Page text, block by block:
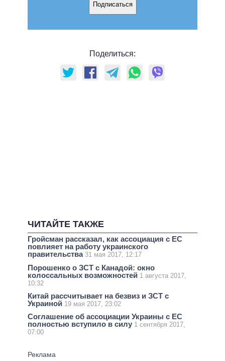
Подписаться
Поделиться:
ЧИТАЙТЕ ТАКЖЕ
Гройсман рассказал, как ассоциация с ЕС
повлияет на работу украинского
правительства 31 мая 2017, 12:17
Порошенко о ЗСТ с Канадой: окно
колоссальных возможностей 1 августа 2017,
10:32
Китай рассчитывает на безвиз и ЗСТ с
Украиной 19 мая 2017, 23:02
Соглашение об ассоциации Украины с ЕС
полностью вступило в силу 1 сентября 2017,
07:00